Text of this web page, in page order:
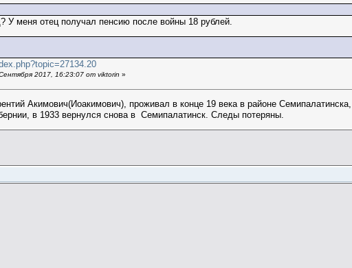
У меня отец получал пенсию после войны 18 рублей.
2017, 16:23:07 от viktorin »
Акимович(Иоакимович), проживал в конце 19 века в районе
в 1933 вернулся снова в Семипалатинск. Следы потеряны.